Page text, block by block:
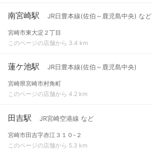
南宮崎駅 JR日豊本線(佐伯～鹿児島中央) など
宮崎市東大淀２丁目
このページの店舗から 3.4 km
蓮ケ池駅 JR日豊本線(佐伯～鹿児島中央)
宮崎県宮崎市村角町
このページの店舗から 4.2 km
田吉駅 JR宮崎空港線 など
宮崎市田吉字赤江３１０-２
このページの店舗から 5.3 km